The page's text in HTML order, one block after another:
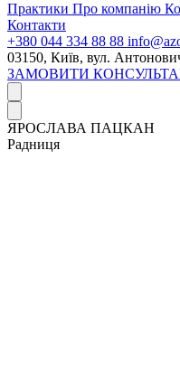
Практики Про компанію
Контакти
+380 044 334 88 88
03150, Київ, вул.
ЗАМОВИТИ
ЯРОСЛАВА ПАЦКАН
Радниця